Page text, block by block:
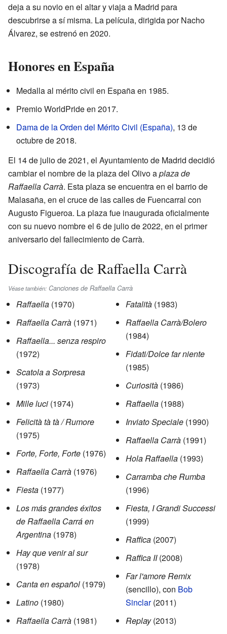
deja a su novio en el altar y viaja a Madrid para
descubrirse a sí misma. La película, dirigida por Nacho
Álvarez, se estrenó en 2020.
Honores en España
Medalla al mérito civil en España en 1985.
Premio WorldPride en 2017.
Dama de la Orden del Mérito Civil (España), 13 de
octubre de 2018.
El 14 de julio de 2021, el Ayuntamiento de Madrid decidió
cambiar el nombre de la plaza del Olivo aplaza de
Raffaella Carrà. Esta plaza se encuentra en el barrio de
Malasaña, en el cruce de las calles de Fuencarral con
Augusto Figueroa. La plaza fue inaugurada oficialmente
con su nuevo nombre el 6 de julio de 2022, en el primer
aniversario del fallecimiento de Carrà.
Discografía de Raffaella Carrà
Véase también: Canciones de Raffaella Carrà
Raffaella (1970)
Raffaella Carrà (1971)
Raffaella... senza respiro
(1972)
Scatola a Sorpresa
(1973)
Mille luci (1974)
Felicità tà tà / Rumore
(1975)
Forte, Forte, Forte (1976)
Raffaella Carrà (1976)
Fiesta (1977)
Los más grandes éxitos
de Raffaella Carrá en
Argentina (1978)
Hay que venir al sur
(1978)
Canta en español (1979)
Latino (1980)
Raffaella Carrà (1981)
Fatalità (1983)
Raffaella Carrà/Bolero
(1984)
Fidati/Dolce far niente
(1985)
Curiosità (1986)
Raffaella (1988)
Inviato Speciale (1990)
Raffaella Carrà (1991)
Hola Raffaella (1993)
Carramba che Rumba
(1996)
Fiesta, I Grandi Successi
(1999)
Raffica (2007)
Raffica II(2008)
Far l'amore Remix
(sencillo), con Bob
Sinclar(2011)
Replay(2013)